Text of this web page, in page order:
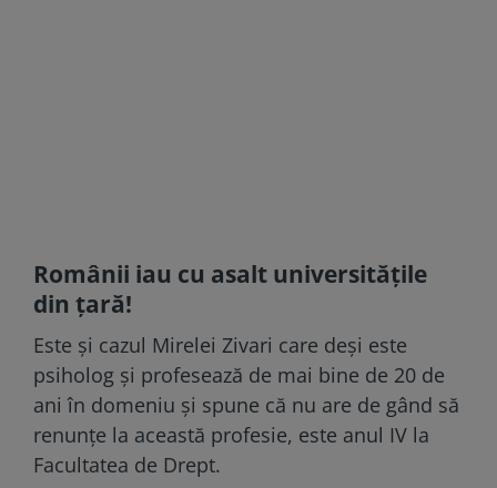
Românii iau cu asalt universitățile
din țară!
Este și cazul Mirelei Zivari care deși este
psiholog şi profesează de mai bine de 20 de
ani în domeniu și spune că nu are de gând să
renunţe la această profesie, este anul IV la
Facultatea de Drept.